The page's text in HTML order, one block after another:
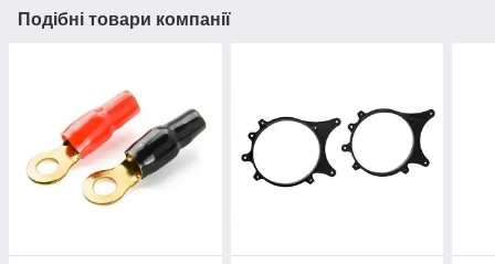
Подібні товари компанії